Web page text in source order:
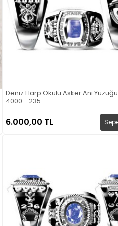
Deniz Harp Okulu Asker Anı
4000 - 235
6.000,00 TL